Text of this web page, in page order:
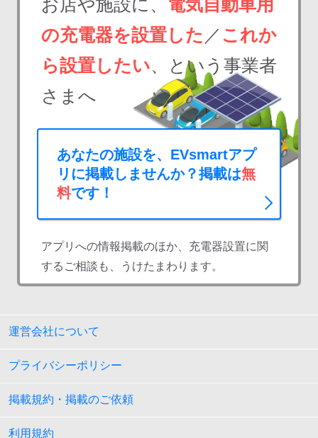
お店や施設に、 電気自動車用
の充電器を設置した ／ これか
ら設置したい、という事業者
さまへ
あなたの施設を、EVsmartアプ
リに掲載しませんか？掲載は無
料です！
アプリへの情報掲載のほか、充電器設置に関
するご相談も、うけたまわります。
運営会社について
プライバシーポリシー
掲載規約・掲載のご依頼
利用規約